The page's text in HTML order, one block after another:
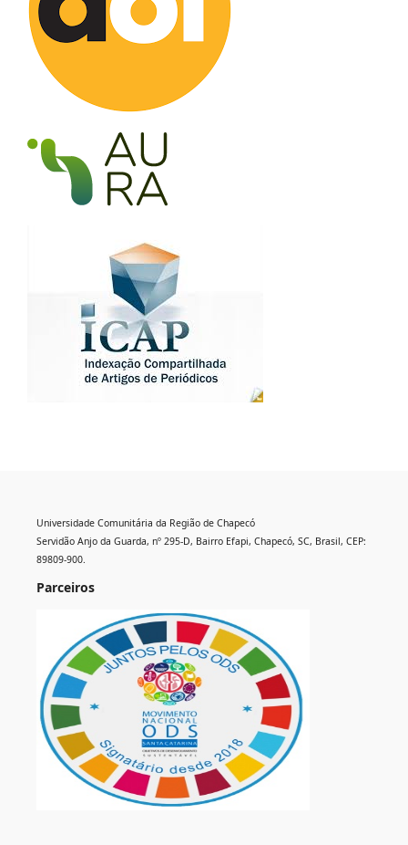
Universidade Comunitária da Região de Chapecó
Servidão Anjo da Guarda, nº 295-D, Bairro Efapi, Chapecó, SC, Brasil, CEP:
89809-900.
Parceiros